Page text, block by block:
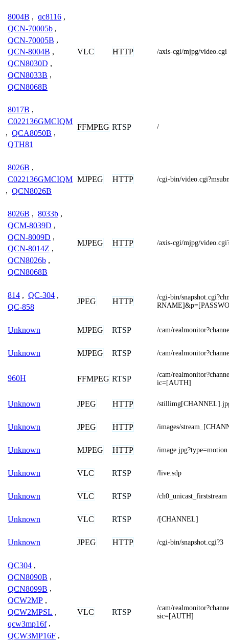
8004B , qc8116 ,
QCN-70005b ,
QCN-70005B ,
QCN-8004B ,
QCN8030D ,
QCN8033B ,
QCN8068B
VLC HTTP /axis-cgi/mjpg/video.cgi
8017B ,
C022136GMCIQM
, QCA8050B ,
QTH81
FFMPEG RTSP /
8026B ,
C022136GMCIQM
, QCN8026B
MJPEG HTTP /cgi-bin/
8026B , 8033b ,
QCM-8039D ,
QCN-8009D ,
QCN-8014Z ,
QCN8026b ,
QCN8068B
MJPEG HTTP /axis-cgi/mjpg/
814 , QC-304 ,
QC-858
JPEG HTTP
/cgi-bin/
Unknown MJPEG RTSP /cam/
Unknown MJPEG RTSP /cam/
960H FFMPEG RTSP
/cam/
ic=[AUTH]
Unknown JPEG HTTP /
Unknown JPEG HTTP /images/
Unknown MJPEG HTTP /image.jpg?type=motion
Unknown VLC RTSP /live.sdp
Unknown VLC RTSP /ch0_unicast_firststream
Unknown VLC RTSP /[CHANNEL]
Unknown JPEG HTTP /cgi-bin/snapshot.cgi?3
QC304 ,
QCN8090B ,
QCN8099B ,
QCW2MP ,
QCW2MPSL ,
qcw3mp16f ,
QCW3MP16F ,
VLC RTSP
/cam/
sic=[AUTH]